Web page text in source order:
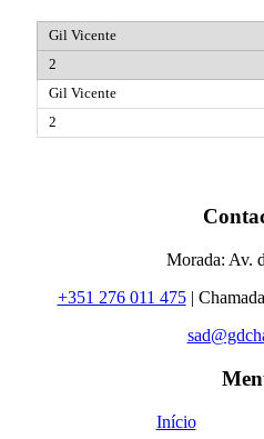
Morada: Av.
+351 276 011 475|
Início